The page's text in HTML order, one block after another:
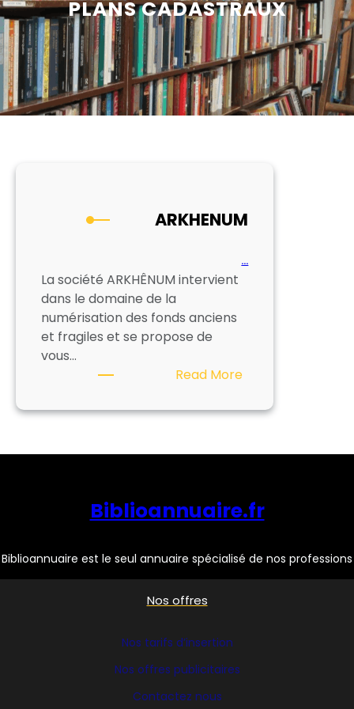
PLANS CADASTRAUX
ARKHENUM
…
La société ARKHÊNUM intervient
dans le domaine de la
numérisation des fonds anciens
et fragiles et se propose de
vous…
Read More:
Biblioannuaire.fr
Biblioannuaire est le seul annuaire spécialisé de nos professions
Nos offres
Nos tarifs d’insertion
Nos offres publicitaires
Contactez nous